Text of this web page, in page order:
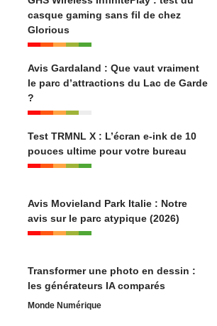
casque gaming sans fil de chez
Glorious
Avis Gardaland : Que vaut vraiment
le parc d’attractions du Lac de Garde
?
Test TRMNL X : L’écran e-ink de 10
pouces ultime pour votre bureau
Avis Movieland Park Italie : Notre
avis sur le parc atypique (2026)
Transformer une photo en dessin :
les générateurs IA comparés
Monde Numérique